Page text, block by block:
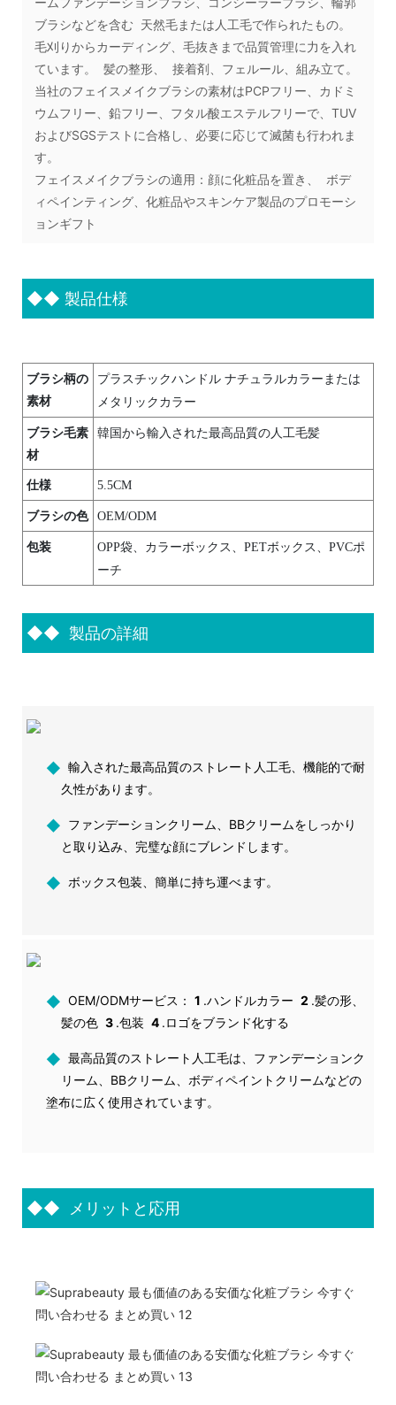
ブラシなどを含む 天然毛または人工毛で作られたもの。
毛刈りからカーディング、毛抜きまで品質管理に力を入れ
ています。 髪の整形、 接着剤、フェルール、組み立て。
当社のフェイスメイクブラシの素材はPCPフリー、カドミ
ウムフリー、鉛フリー、フタル酸エステルフリーで、TUV
およびSGSテストに合格し、必要に応じて滅菌も行われま
す。
フェイスメイクブラシの適用：顔に化粧品を置き、 ボデ
ィペインティング、化粧品やスキンケア製品のプロモーシ
ョンギフト
◆◆ 製品仕様
ブラシ柄の
素材
プラスチックハンドル ナチュラルカラーまたは
メタリックカラー
ブラシ毛素
材
韓国から輸入された最高品質の人工毛髪
仕様 5.5CM
ブラシの色 OEM/ODM
包装
OPP袋、カラーボックス、PETボックス、PVCポ
ーチ
◆◆ 製品の詳細
◆ 輸入された最高品質のストレート人工毛、機能的で耐
久性があります。
◆ ファンデーションクリーム、BBクリームをしっかり
と取り込み、完璧な顔にブレンドします。
◆ ボックス包装、簡単に持ち運べます。
◆ OEM/ODMサービス： 1 .ハンドルカラー 2 .髪の形、
髪の色 3 .包装 4 .ロゴをブランド化する
◆ 最高品質のストレート人工毛は、ファンデーションク
リーム、BBクリーム、ボディペイントクリームなどの
塗布に広く使用されています。
◆◆ メリットと応用